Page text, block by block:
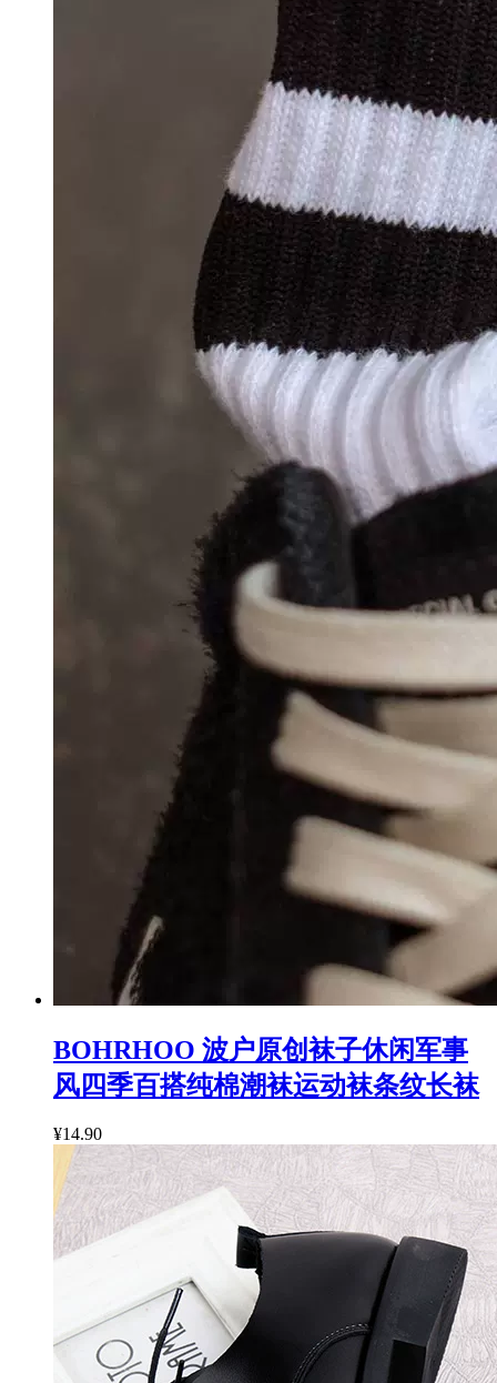
BOHRHOO 波户原创袜子休闲军事
风四季百搭纯棉潮袜运动袜条纹长袜
¥14.90